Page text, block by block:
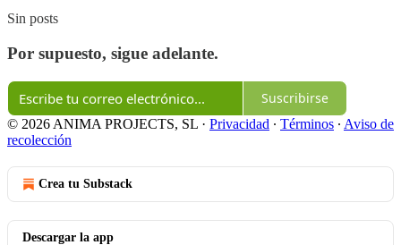
Sin posts
Por supuesto, sigue adelante.
Suscribirse
© 2026 ANIMA PROJECTS, SL · Privacidad ∙ Términos ∙ Aviso de
recolección
Crea tu Substack
Descargar la app